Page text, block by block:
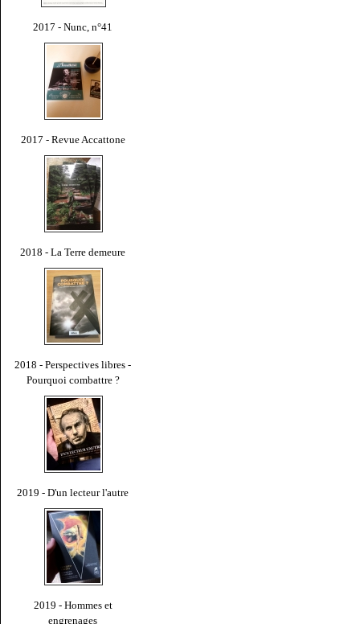
2017 - Nunc, n°41
2017 - Revue Accattone
2018 - La Terre demeure
2018 - Perspectives libres -
Pourquoi combattre ?
2019 - D'un lecteur l'autre
2019 - Hommes et
engrenages